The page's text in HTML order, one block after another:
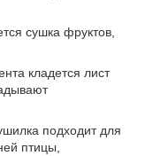
сушка фруктов,
кладется лист
подходит для
птицы,